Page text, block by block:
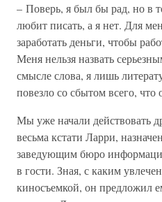
– Поверь, я был бы рад, но в
любит писать, а я нет. Для
заработать деньги, чтобы
Меня нельзя назвать
смысле слова, я лишь
повезло со сбытом всего, что
Мы уже начали действовать
весьма кстати Ларри,
заведующим бюро
в гости. Зная, с каким
киносъемкой, он предложил